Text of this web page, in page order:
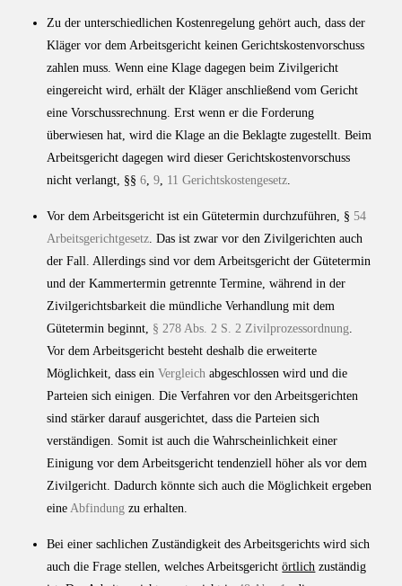
Zu der unterschiedlichen Kostenregelung gehört auch, dass der
Kläger vor dem Arbeitsgericht keinen Gerichtskostenvorschuss
zahlen muss. Wenn eine Klage dagegen beim Zivilgericht
eingereicht wird, erhält der Kläger anschließend vom Gericht
eine Vorschussrechnung. Erst wenn er die Forderung
überwiesen hat, wird die Klage an die Beklagte zugestellt. Beim
Arbeitsgericht dagegen wird dieser Gerichtskostenvorschuss
nicht verlangt, §§6,9, 11 Gerichtskostengesetz.
Vor dem Arbeitsgericht ist ein Gütetermin durchzuführen, § 54
Arbeitsgerichtgesetz. Das ist zwar vor den Zivilgerichten auch
der Fall. Allerdings sind vor dem Arbeitsgericht der Gütetermin
und der Kammertermin getrennte Termine, während in der
Zivilgerichtsbarkeit die mündliche Verhandlung mit dem
Gütetermin beginnt, § 278 Abs. 2 S. 2 Zivilprozessordnung.
Vor dem Arbeitsgericht besteht deshalb die erweiterte
Möglichkeit, dass einVergleich abgeschlossen wird und die
Parteien sich einigen. Die Verfahren vor den Arbeitsgerichten
sind stärker darauf ausgerichtet, dass die Parteien sich
verständigen. Somit ist auch die Wahrscheinlichkeit einer
Einigung vor dem Arbeitsgericht tendenziell höher als vor dem
Zivilgericht. Dadurch könnte sich auch die Möglichkeit ergeben
eineAbfindung zu erhalten.
Bei einer sachlichen Zuständigkeit des Arbeitsgerichts wird sich
auch die Frage stellen, welches Arbeitsgerichtörtlich zuständig